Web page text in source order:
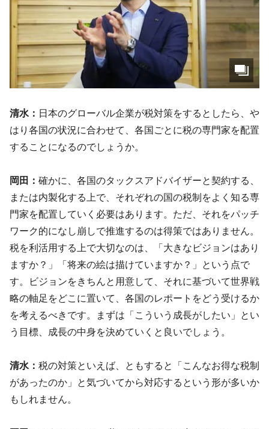
清水： 日本のグローバル企業が税対策をするとしたら、や
はり各国の状況に合わせて、各国ごとに税の専門家を配置
することになるのでしょうか。
岡田： 確かに、各国のタックスアドバイザーと契約する、
または内製化する上で、それぞれの国の税制をよく知る専
門家を配置していく必要はあります。ただ、それをパッチ
ワーク的になし崩しで推進するのは得策ではありません。
税を利活用する上で大切なのは、「大きなビジョンはあり
ますか？」「将来の絵は描けていますか？」という点で
す。ビジョンをきちんと用意して、それに基づいて世界戦
略の軸足をどこに置いて、各国のレポートをどう受けるか
を考えるべきです。まずは「こういう成長がしたい」とい
う目標、成長の中身を決めていくと良いでしょう。
清水： 税の対策といえば、ともすると「こんなお得な税制
があったのか」と気づいてから対応するという形が多いか
もしれません。